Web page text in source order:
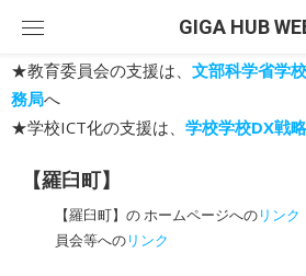
content
GIGA HUB
★教育委員会の支援は、 文部科学省学
務局へ
★学校ICT化の支援は、 学校学校DX戦
【羅臼町】
【羅臼町】の ホームページへのリンク
員会等へのリンク